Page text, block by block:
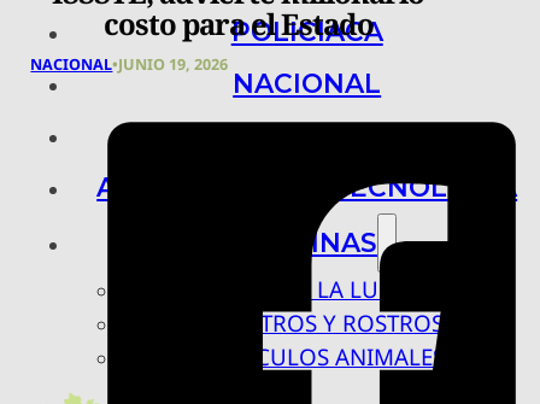
POLICIACA
NACIONAL
ARTE, CIENCIA Y TECNOLOGÍA
COLUMNAS
BAJO LA LUPA
RASTROS Y ROSTROS
VÍNCULOS ANIMALES
costo para el Estado
NACIONAL•JUNIO 19, 2026